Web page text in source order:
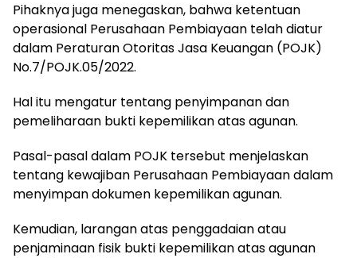
Pihaknya juga menegaskan, bahwa ketentuan
operasional Perusahaan Pembiayaan telah diatur
dalam Peraturan Otoritas Jasa Keuangan (POJK)
No.7/POJK.05/2022.
Hal itu mengatur tentang penyimpanan dan
pemeliharaan bukti kepemilikan atas agunan.
Pasal-pasal dalam POJK tersebut menjelaskan
tentang kewajiban Perusahaan Pembiayaan dalam
menyimpan dokumen kepemilikan agunan.
Kemudian, larangan atas penggadaian atau
penjaminaan fisik bukti kepemilikan atas agunan